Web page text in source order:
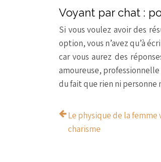
Voyant par chat :
Si vous voulez avoir des
option, vous n’avez qu’à
car vous aurez des
amoureuse,
du fait que rien ni personne
Le physique de la
charisme